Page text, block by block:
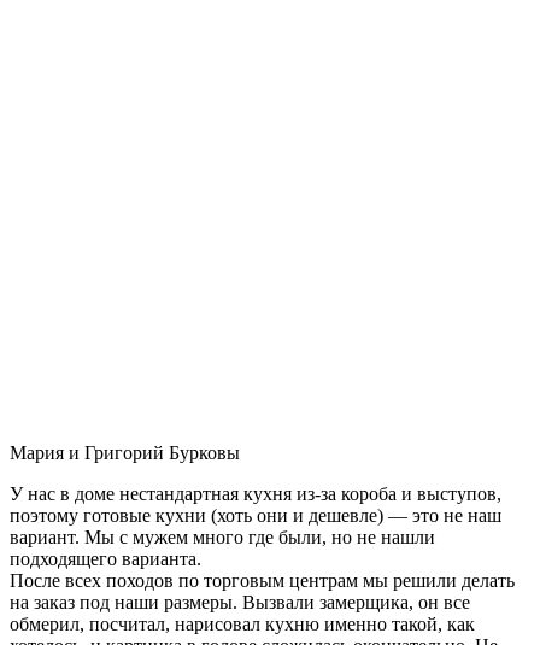
Мария и Григорий Бурковы
У нас в доме нестандартная кухня из-за короба и выступов,
поэтому готовые кухни (хоть они и дешевле) — это не наш
вариант. Мы с мужем много где были, но не нашли
подходящего варианта.
После всех походов по торговым центрам мы решили делать
на заказ под наши размеры. Вызвали замерщика, он все
обмерил, посчитал, нарисовал кухню именно такой, как